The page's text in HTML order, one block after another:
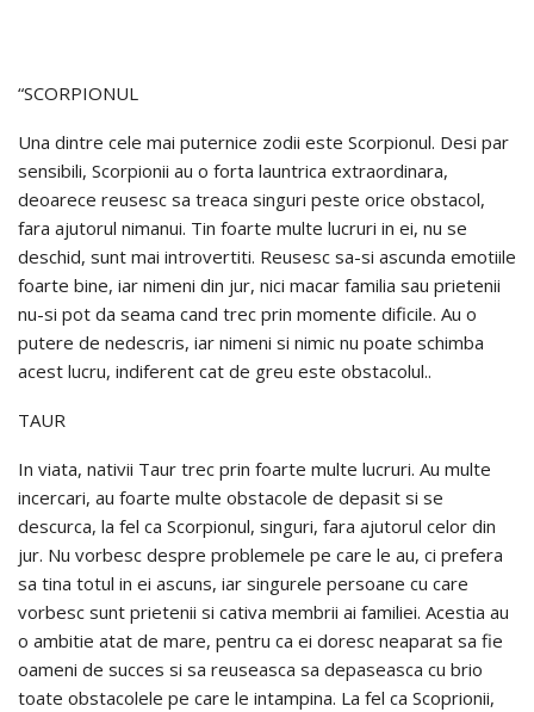
“SCORPIONUL
Una dintre cele mai puternice zodii este Scorpionul. Desi par
sensibili, Scorpionii au o forta launtrica extraordinara,
deoarece reusesc sa treaca singuri peste orice obstacol,
fara ajutorul nimanui. Tin foarte multe lucruri in ei, nu se
deschid, sunt mai introvertiti. Reusesc sa-si ascunda emotiile
foarte bine, iar nimeni din jur, nici macar familia sau prietenii
nu-si pot da seama cand trec prin momente dificile. Au o
putere de nedescris, iar nimeni si nimic nu poate schimba
acest lucru, indiferent cat de greu este obstacolul..
TAUR
In viata, nativii Taur trec prin foarte multe lucruri. Au multe
incercari, au foarte multe obstacole de depasit si se
descurca, la fel ca Scorpionul, singuri, fara ajutorul celor din
jur. Nu vorbesc despre problemele pe care le au, ci prefera
sa tina totul in ei ascuns, iar singurele persoane cu care
vorbesc sunt prietenii si cativa membrii ai familiei. Acestia au
o ambitie atat de mare, pentru ca ei doresc neaparat sa fie
oameni de succes si sa reuseasca sa depaseasca cu brio
toate obstacolele pe care le intampina. La fel ca Scoprionii,